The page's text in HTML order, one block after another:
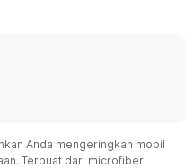
Anda mengeringkan mobil
Terbuat dari microfiber